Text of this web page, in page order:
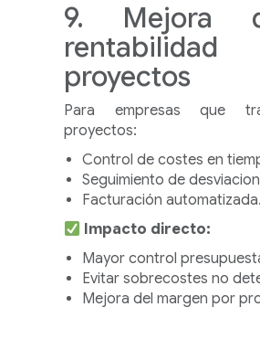
9. Mejora
proyectos
Para empresas que
proyectos:
Control de costes en
Seguimiento de
Facturación automatizada.
Impacto directo:
Mayor control
Evitar sobrecostes no
Mejora del margen por